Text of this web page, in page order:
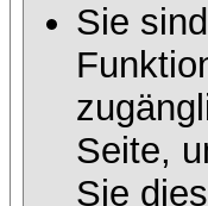
Sie
Seite,
Sie